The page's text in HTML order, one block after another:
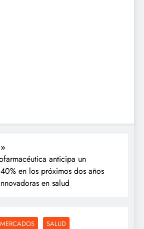
anticipa un
en los próximos dos años
en salud
MERCADOS SALUD